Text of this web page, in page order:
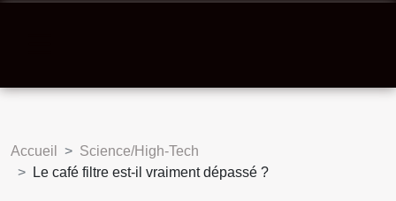
Accueil
Science/High-Tech
Le café filtre est-il vraiment dépassé ?